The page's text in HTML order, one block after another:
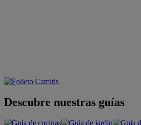
Descubre nuestras guías